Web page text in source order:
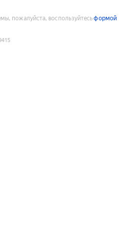
пожалуйста, воспользуйтесьформой